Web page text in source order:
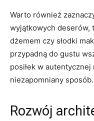
Warto ‌również⁣
wyjątkowych‍ deserów,
dżemem czy słodki
przypadną do gustu
posiłek w
niezapomniany sposób.
Rozwój